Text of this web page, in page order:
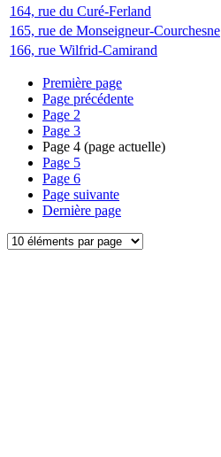
164, rue du Curé-Ferland
165, rue de Monseigneur-Courchesne
166, rue Wilfrid-Camirand
Première page
Page précédente
Page 2
Page 3
Page 4 (page actuelle)
Page 5
Page 6
Page suivante
Dernière page